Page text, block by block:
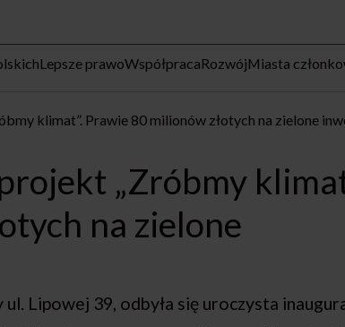
Lepsze prawoWspółpracaRozwójMiasta
klimat”. Prawie 80 milionów złotych na zielone
„Zróbmy
na zielone
Lipowej 39, odbyła się uroczysta